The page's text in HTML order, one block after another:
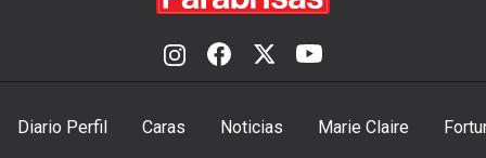
Diario Perfil Caras Noticias Marie Claire